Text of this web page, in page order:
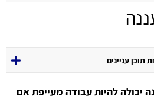
עניינים
יכולה להיות עבודה מעייפת אם